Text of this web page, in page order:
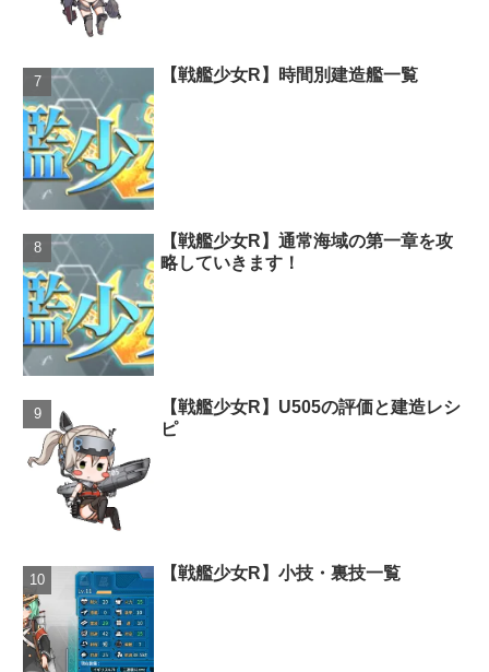
【戦艦少女R】時間別建造艦一覧
【戦艦少女R】通常海域の第一章を攻
略していきます！
【戦艦少女R】U505の評価と建造レシ
ピ
【戦艦少女R】小技・裏技一覧